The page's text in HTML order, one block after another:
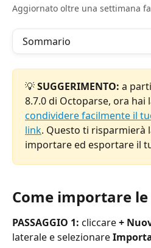
Aggiornato oltre una settimana fa
Sommario
💡 SUGGERIMENTO: a
8.7.0 di Octoparse, ora hai
condividere facilmente il
link. Questo ti risparmierà
importare ed esportare il
Come importare
PASSAGGIO 1: cliccare +
laterale e selezionare